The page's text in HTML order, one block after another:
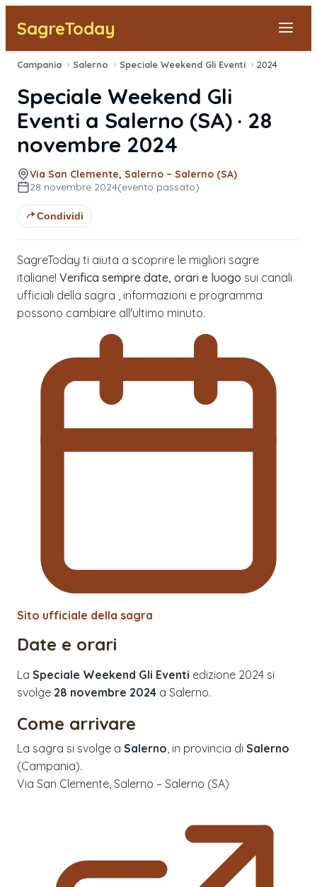
SagreToday
Segnala una sagra
Tutte le Sagre
Vicino a Me
Campania › Salerno › Speciale Weekend Gli Eventi › 2024
Speciale Weekend Gli
Eventi a Salerno (SA) · 28
novembre 2024
Via San Clemente, Salerno – Salerno (SA)
28 novembre 2024(evento passato)
Condividi
SagreToday ti aiuta a scoprire le migliori sagre
italiane! Verifica sempre date, orari e luogo sui canali
ufficiali della sagra , informazioni e programma
possono cambiare all'ultimo minuto.
Sito ufficiale della sagra
Date e orari
La Speciale Weekend Gli Eventi edizione 2024 si
svolge 28 novembre 2024 a Salerno.
Come arrivare
La sagra si svolge a Salerno , in provincia di Salerno
(Campania).
Via San Clemente, Salerno – Salerno (SA)